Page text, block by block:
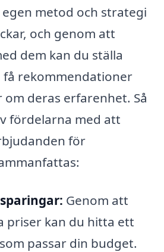
metod och strategi
och genom att
dem kan du ställa
få rekommendationer
om deras erfarenhet. Så
fördelarna med att
för
Genom att
priser kan du hitta ett
passar din budget.